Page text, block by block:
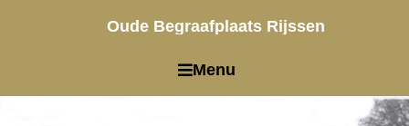
Oude Begraafplaats Rijssen
Menu